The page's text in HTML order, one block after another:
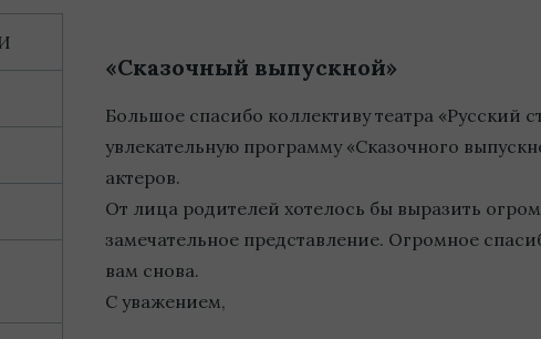
«Сказочный выпускной»
Большое спасибо коллективу театра «Русский
увлекательную программу «Сказочного
актеров.
От лица родителей хотелось бы выразить
замечательное представление. Огромное
вам снова.
С уважением,